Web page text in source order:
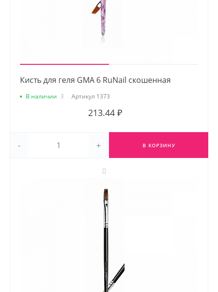
Кисть для геля GMA 6 RuNail скошенная
В наличии 3 Артикул 1373
213.44 ₽
- + В КОРЗИНУ